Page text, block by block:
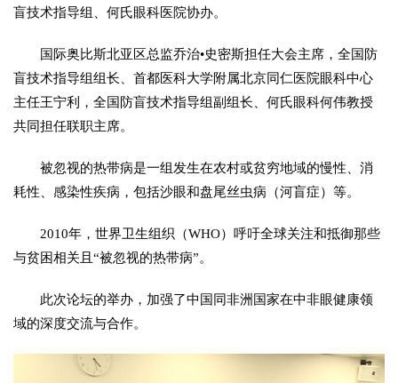
盲技术指导组、何氏眼科医院协办。
国际奥比斯北亚区总监乔治•史密斯担任大会主席，全国防
盲技术指导组组长、首都医科大学附属北京同仁医院眼科中心
主任王宁利，全国防盲技术指导组副组长、何氏眼科何伟教授
共同担任联职主席。
被忽视的热带病是一组发生在农村或贫穷地域的慢性、消
耗性、感染性疾病，包括沙眼和盘尾丝虫病（河盲症）等。
2010年，世界卫生组织（WHO）呼吁全球关注和抵御那些
与贫困相关且“被忽视的热带病”。
此次论坛的举办，加强了中国同非洲国家在中非眼健康领
域的深度交流与合作。